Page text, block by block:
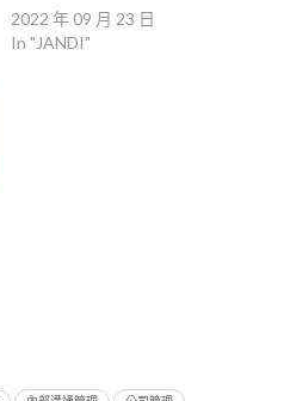
2022 年 09 月 23 日
In "JANDI"